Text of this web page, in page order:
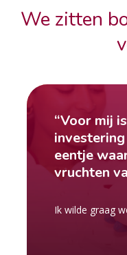
We zitten
“Voor mij
eentje
vruchten
Ik wilde graag